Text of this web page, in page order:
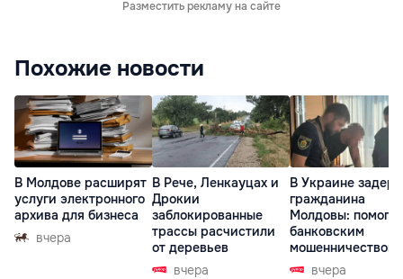
Разместить рекламу на сайте
Похожие новости
В Молдове расширят
услуги электронного
архива для бизнеса
вчера
В Рече, Ленкауцах и
Дрокии
заблокированные
трассы расчистили
от деревьев
вчера
В Украине
гражданина
Молдовы:
банковским
мошенничеством
Чехиивчера